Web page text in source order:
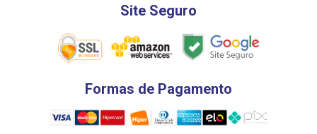
Site Seguro
Formas de Pagamento